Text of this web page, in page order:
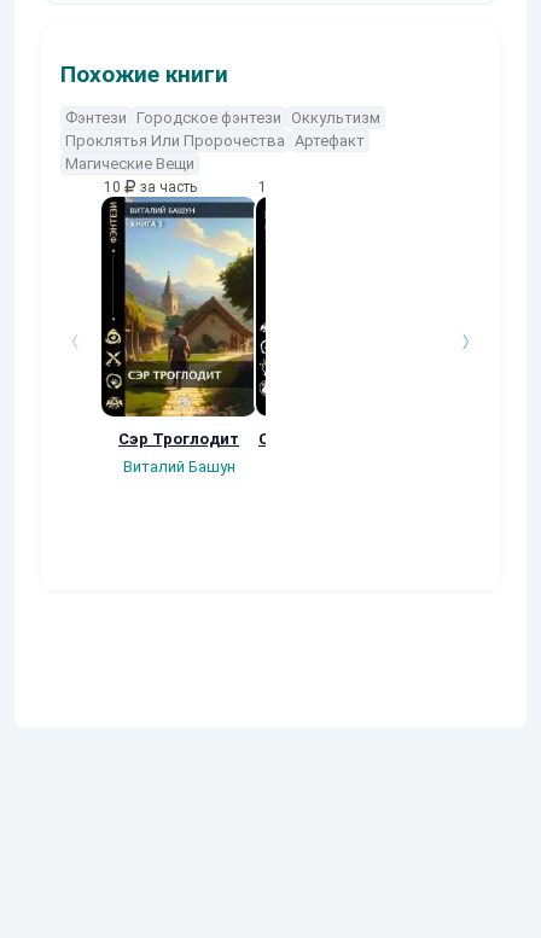
Похожие книги
Фэнтези Городское фэнтези
Оккультизм
Проклятья Или Пророчества Артефакт
Магические Вещи
10 за часть
Сэр Троглодит
Виталий Башун
10
Осколки прошлого